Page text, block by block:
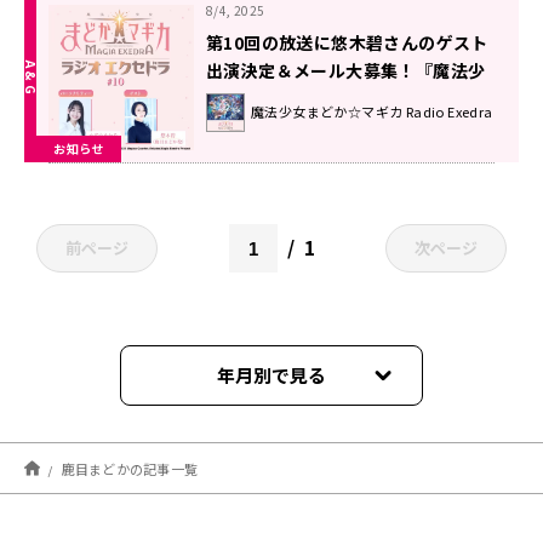
お知らせ
8/4, 2025
第10回の放送に悠木碧さんのゲスト
出演決定＆メール大募集！『魔法少
女まどか☆マギカ Radio Exedra』
魔法少女まどか☆マギカ Radio Exedra
前ページ 1 次ページ
年月別で見る
2025年08月
2025年05月
鹿目まどかの記事一覧